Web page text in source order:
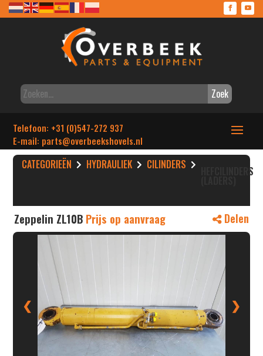
Zoek
Telefoon: +31 (0)547-272 937
E-mail: parts@overbeekshovels.nl
CATEGORIEËN HYDRAULIEK CILINDERS HEFCILINDERS
Zeppelin ZL10B Prijs op aanvraag Delen
❮ ❯